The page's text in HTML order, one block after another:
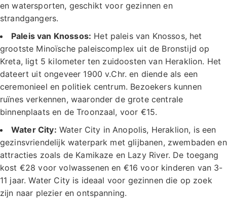
en watersporten, geschikt voor gezinnen en
strandgangers.
Paleis van Knossos: Het paleis van Knossos, het
grootste Minoïsche paleiscomplex uit de Bronstijd op
Kreta, ligt 5 kilometer ten zuidoosten van Heraklion. Het
dateert uit ongeveer 1900 v.Chr. en diende als een
ceremonieel en politiek centrum. Bezoekers kunnen
ruïnes verkennen, waaronder de grote centrale
binnenplaats en de Troonzaal, voor €15.
Water City: Water City in Anopolis, Heraklion, is een
gezinsvriendelijk waterpark met glijbanen, zwembaden en
attracties zoals de Kamikaze en Lazy River. De toegang
kost €28 voor volwassenen en €16 voor kinderen van 3-
11 jaar. Water City is ideaal voor gezinnen die op zoek
zijn naar plezier en ontspanning.